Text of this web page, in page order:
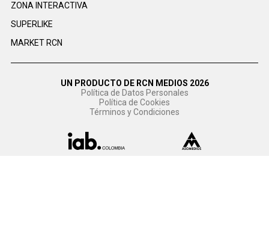
ZONA INTERACTIVA
SUPERLIKE
MARKET RCN
UN PRODUCTO DE RCN MEDIOS 2026
Política de Datos Personales
Política de Cookies
Términos y Condiciones